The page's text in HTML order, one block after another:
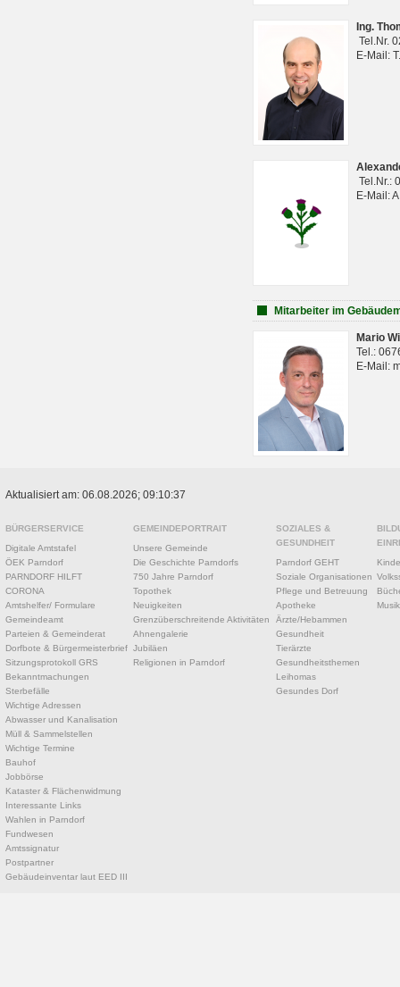
Ing.
Tel.Nr.
E-Mail:
Tel.Nr.:
E-Mail:
Mitarbeiter im
Mario
Tel.:
E-Mail:
Aktualisiert am: 06.08.2026; 09:10:37
BÜRGERSERVICE
Digitale Amtstafel
ÖEK Parndorf
PARNDORF HILFT
CORONA
Amtshelfer/ Formulare
Gemeindeamt
Parteien & Gemeinderat
Dorfbote & Bürgermeisterbrief
Sitzungsprotokoll GRS
Bekanntmachungen
Sterbefälle
Wichtige Adressen
Abwasser und Kanalisation
Müll & Sammelstellen
Wichtige Termine
Bauhof
Jobbörse
Kataster & Flächenwidmung
Interessante Links
Wahlen in Parndorf
Fundwesen
Amtssignatur
Postpartner
Gebäudeinventar laut EED III
GEMEINDEPORTRAIT
Unsere Gemeinde
Die Geschichte Parndorfs
750 Jahre Parndorf
Topothek
Neuigkeiten
Grenzüberschreitende Aktivitäten
Ahnengalerie
Jubiläen
Religionen in Parndorf
SOZIALES &
GESUNDHEIT
Parndorf GEHT
Soziale Organisationen
Pflege und Betreuung
Apotheke
Ärzte/Hebammen
Gesundheit
Tierärzte
Gesundheitsthemen
Leihomas
Gesundes Dorf